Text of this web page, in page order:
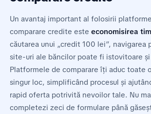
Un avantaj important al folosirii
comparare credite este economisirea
căutarea unui „credit 100 lei”, navigarea
site-uri ale băncilor poate fi istovitoare
Platformele de comparare îți aduc toate
singur loc, simplificând procesul și
rapid oferta potrivită nevoilor tale. Nu
completezi zeci de formulare până